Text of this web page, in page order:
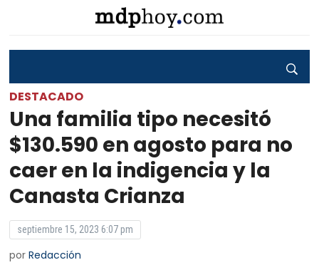
DESTACADO
Una familia tipo necesitó
$130.590 en agosto para no
caer en la indigencia y la
Canasta Crianza
septiembre 15, 2023 6:07 pm
porRedacción